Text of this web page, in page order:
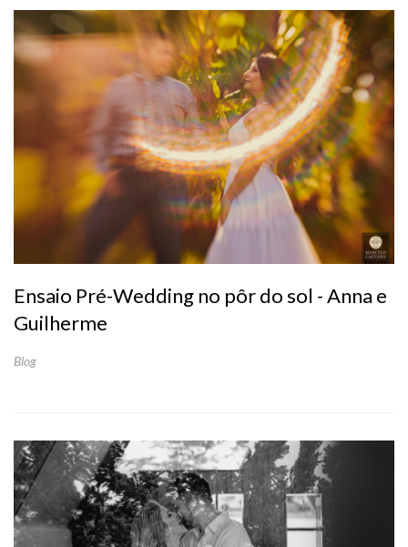
Ensaio Pré-Wedding no pôr do sol - Anna e
Guilherme
Blog